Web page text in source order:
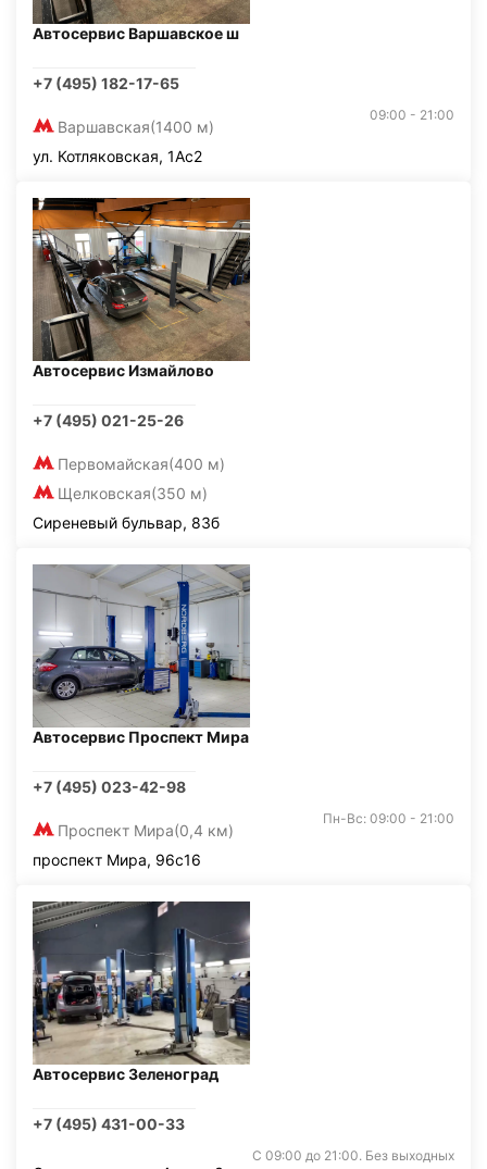
Автосервис Варшавское ш
+7 (495) 182-17-65
Варшавская(1400 м)
09:00 - 21:00
ул. Котляковская, 1Ас2
Автосервис Измайлово
+7 (495) 021-25-26
Первомайская(400 м)
Щелковская(350 м)
Сиреневый бульвар, 83б
Автосервис Проспект Мира
+7 (495) 023-42-98
Проспект Мира(0,4 км)
Пн-Вс: 09:00 - 21:00
проспект Мира, 96с16
Автосервис Зеленоград
+7 (495) 431-00-33
С 09:00 до 21:00. Без выходных